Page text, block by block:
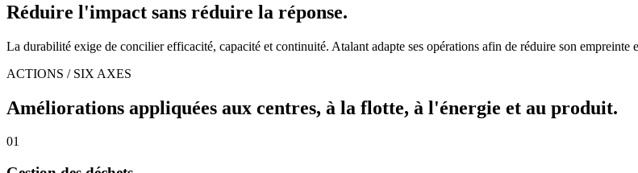
Réduire l'impact sans réduire la réponse.
La durabilité exige de concilier efficacité, capacité et continuité. Atalant adapte ses opérations afin de réduire son
ACTIONS / SIX AXES
Améliorations appliquées aux centres, à la flotte, à l'énergie et au produit.
01